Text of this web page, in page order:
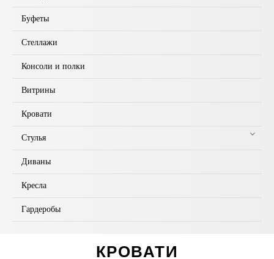
Буфеты
Стеллажи
Консоли и полки
Витрины
Кровати
Стулья
Диваны
Кресла
Гардеробы
КРОВАТИ